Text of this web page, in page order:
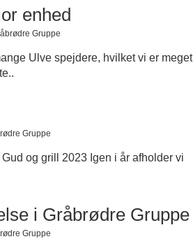
enhed
Gruppe
Ulve spejdere, hvilket vi er meget
Gruppe
og grill 2023 Igen i år afholder vi
i Gråbrødre Gruppe
Gruppe